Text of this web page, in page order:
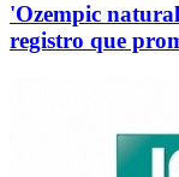
'Ozempic
registro que